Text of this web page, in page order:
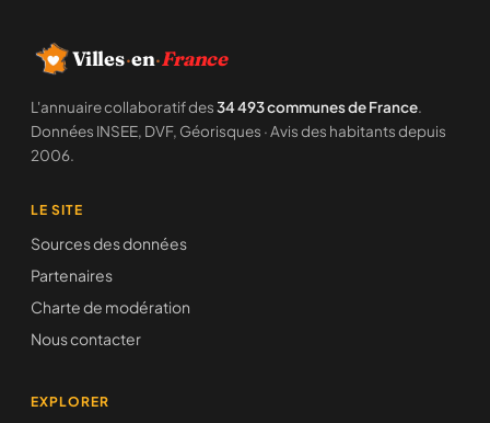
Villes·en·France
L'annuaire collaboratif des34 493 communes de France.
Données INSEE, DVF, Géorisques · Avis des habitants depuis
2006.
LE SITE
Sources des données
Partenaires
Charte de modération
Nous contacter
EXPLORER